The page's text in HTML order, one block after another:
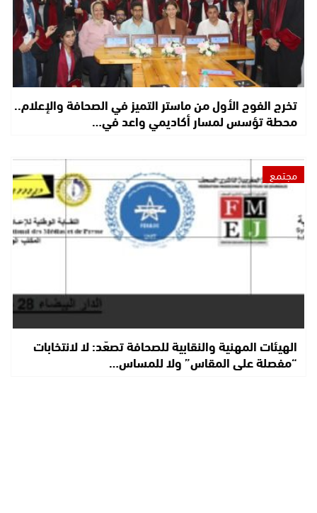
تخرج الفوج الأول من ماستر التميز في الصحافة والإعلام..
محطة تؤسس لمسار أكاديمي واعد في…
مجتمع
الهيئات المهنية والنقابية للصحافة تصعّد: لا لانتخابات
“مفصلة على المقاس” ولا للمساس…